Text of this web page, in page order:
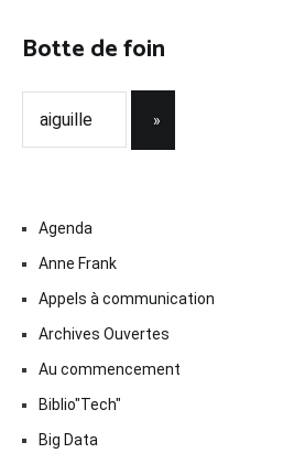
Botte de foin
Agenda
Anne Frank
Appels à communication
Archives Ouvertes
Au commencement
Biblio"Tech"
Big Data